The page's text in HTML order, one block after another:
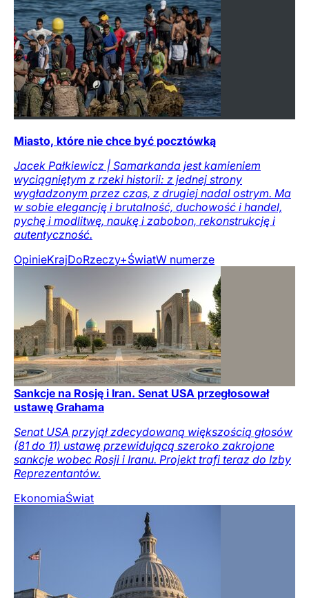
Miasto, które nie chce być pocztówką
Jacek Pałkiewicz | Samarkanda jest kamieniem
wyciągniętym z rzeki historii: z jednej strony
wygładzonym przez czas, z drugiej nadal ostrym. Ma
w sobie elegancję i brutalność, duchowość i handel,
pychę i modlitwę, naukę i zabobon, rekonstrukcję i
autentyczność.
OpinieKrajDoRzeczy+ŚwiatW numerze
Sankcje na Rosję i Iran. Senat USA przegłosował
ustawę Grahama
Senat USA przyjął zdecydowaną większością głosów
(81 do 11) ustawę przewidującą szeroko zakrojone
sankcje wobec Rosji i Iranu. Projekt trafi teraz do Izby
Reprezentantów.
EkonomiaŚwiat